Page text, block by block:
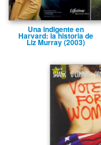
Una indigente en
Harvard: la historia de
Liz Murray (2003)
-